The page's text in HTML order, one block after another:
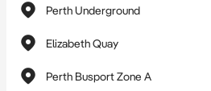
Perth Underground
Elizabeth Quay
Perth Busport Zone A